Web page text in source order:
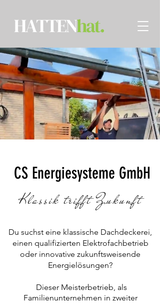
CS Energiesysteme GmbH
Klassik trifft Zukunft
Du suchst eine klassische Dachdeckerei,
einen qualifizierten Elektrofachbetrieb
oder innovative zukunftsweisende
Energielösungen?
Dieser Meisterbetrieb, als
Familienunternehmen in zweiter